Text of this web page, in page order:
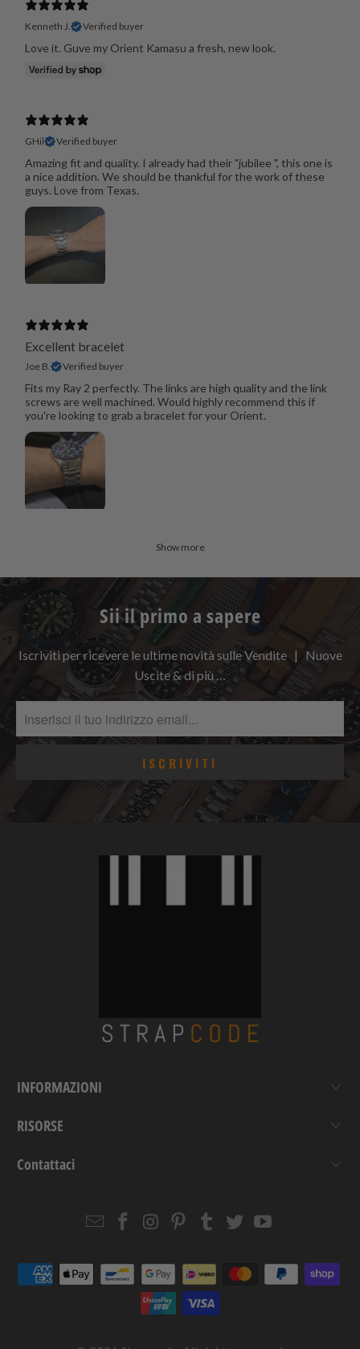
Kenneth J. Verified buyer
Love it. Guve my Orient Kamasu a fresh, new look.
GHil Verified buyer
Amazing fit and quality. I already had their "jubilee ", this one is
a nice addition. We should be thankful for the work of these
guys. Love from Texas.
Excellent bracelet
Joe B. Verified buyer
Fits my Ray 2 perfectly. The links are high quality and the link
screws are well machined. Would highly recommend this if
you're looking to grab a bracelet for your Orient.
Show more
Sii il primo a sapere
Iscriviti per ricevere le ultime novità sulle Vendite | Nuove
Uscite & di più …
INFORMAZIONI
RISORSE
Contattaci
EmailStrapcode
Facebook
Strapcode
Instagram
Strapcode
Pinterest
Strapcode
Tumblr
Strapcode
TwitterYouTube